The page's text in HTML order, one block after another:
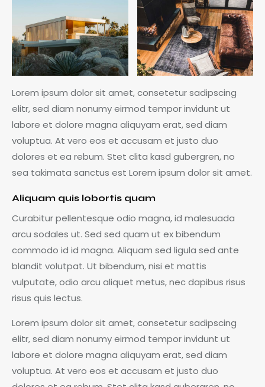
Lorem ipsum dolor sit amet, consetetur sadipscing
elitr, sed diam nonumy eirmod tempor invidunt ut
labore et dolore magna aliquyam erat, sed diam
voluptua. At vero eos et accusam et justo duo
dolores et ea rebum. Stet clita kasd gubergren, no
sea takimata sanctus est Lorem ipsum dolor sit amet.
Aliquam quis lobortis quam
Curabitur pellentesque odio magna, id malesuada
arcu sodales ut. Sed sed quam ut ex bibendum
commodo id id magna. Aliquam sed ligula sed ante
blandit volutpat. Ut bibendum, nisi et mattis
vulputate, odio arcu aliquet metus, nec dapibus risus
risus quis lectus.
Lorem ipsum dolor sit amet, consetetur sadipscing
elitr, sed diam nonumy eirmod tempor invidunt ut
labore et dolore magna aliquyam erat, sed diam
voluptua. At vero eos et accusam et justo duo